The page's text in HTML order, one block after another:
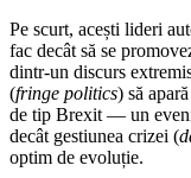
Pe scurt, acești lideri
fac decât să se
dintr-un discurs
(fringe politics) să
de tip Brexit — un
decât gestiunea crizei (
optim de evoluție.